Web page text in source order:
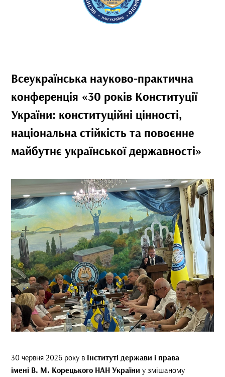
Всеукраїнська науково-практична
конференція «30 років Конституції
України: конституційні цінності,
національна стійкість та повоєнне
майбутнє української державності»
30 червня 2026 року в Інституті держави і права
імені В. М. Корецького НАН України у змішаному